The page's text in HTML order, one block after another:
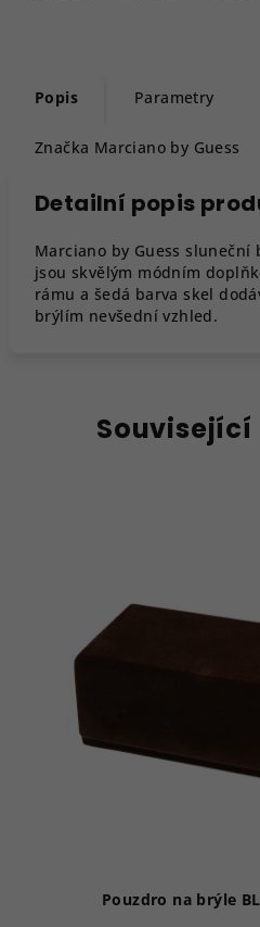
Popis Parametry
Značka Marciano by Guess
Detailní popis
Marciano by Guess sluneční
jsou skvělým módním
rámu a šedá barva skel
brýlím nevšední vzhled.
Pouzdro na brýle